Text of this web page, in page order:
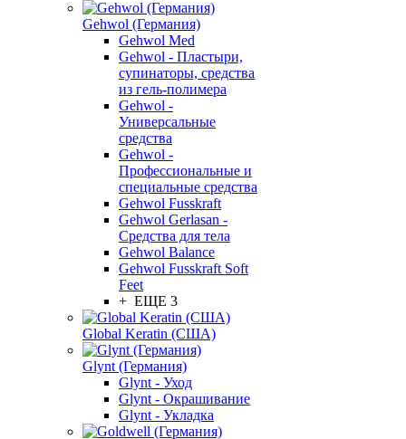
Gehwol (Германия)
Gehwol Med
Gehwol - Пластыри,
супинаторы, средства
из гель-полимера
Gehwol -
Универсальные
средства
Gehwol -
Профессиональные и
специальные средства
Gehwol Fusskraft
Gehwol Gerlasan -
Средства для тела
Gehwol Balance
Gehwol Fusskraft Soft
Feet
+ ЕЩЕ 3
Global Keratin (США)
Glynt (Германия)
Glynt - Уход
Glynt - Окрашивание
Glynt - Укладка